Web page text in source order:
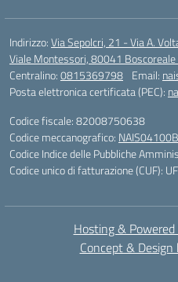
Indirizzo:Via Sepolcri, 21 - Via A.
Viale Montessori, 80041 Boscoreale
Centralino:0815369798 Email:
Posta elettronica certificata (PEC):
Codice fiscale: 82008750638
Codice meccanografico: NAIS04100B
Codice Indice delle Pubbliche
Codice unico di fatturazione (CUF):
Hosting &
Concept &